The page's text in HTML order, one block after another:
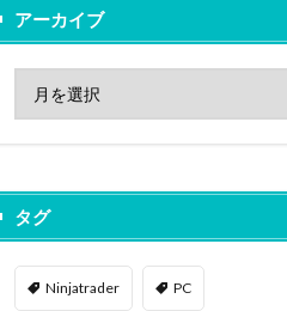
アーカイブ
タグ
Ninjatrader PC